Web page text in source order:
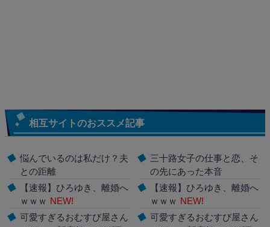
相互サイトのおススメ記事
悩んでいるのは私だけ？夫
との距離
【速報】ひろゆき、離婚へ
ｗｗｗ NEW!
可愛すぎるおむすび屋さん
三十路女子の仕事と恋、そ
の先にあった本音
【速報】ひろゆき、離婚へ
ｗｗｗ NEW!
可愛すぎるおむすび屋さん